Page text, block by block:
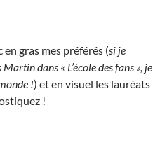
gras mes préférés (si je
dans « L’école des fans », je
!) et en visuel les lauréats
!
: les nommés